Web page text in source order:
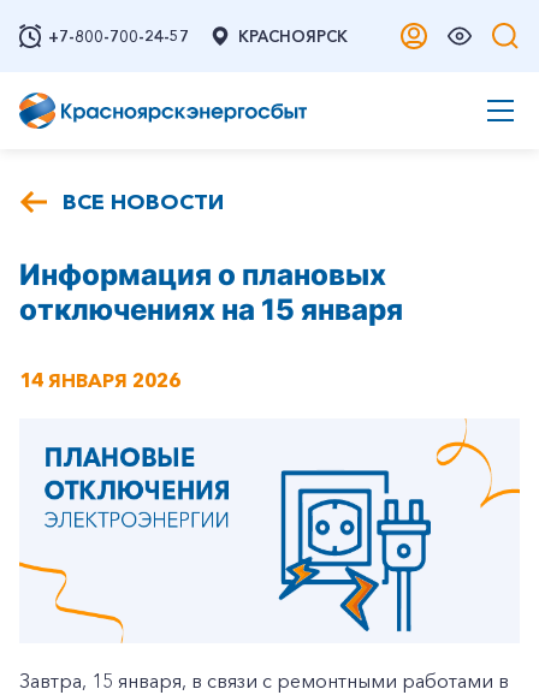
+7-800-700-24-57 КРАСНОЯРСК
ВСЕ НОВОСТИ
Информация о плановых
отключениях на 15 января
14 ЯНВАРЯ 2026
Завтра, 15 января, в связи с ремонтными работами в